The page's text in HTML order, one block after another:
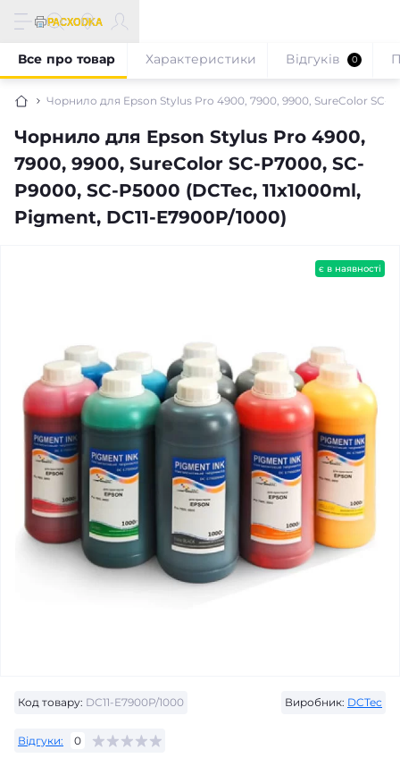
Чорнило для Epson Stylus Pro 4900, 7900, 9900, SureColor SC-
Чорнило для Epson Stylus Pro 4900,
7900, 9900, SureColor SC-P7000, SC-
P9000, SC-P5000 (DCTec, 11x1000ml,
Pigment, DC11-E7900P/1000)
Все про товар Характеристики Відгуків 0
є в наявності
Код товару: DC11-E7900P/1000 Виробник: DCTec
Відгуки: 0